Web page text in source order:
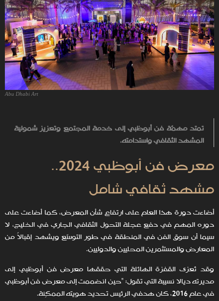
Abu Dhabi Art
تمتد مهمّة فن أبوظبي إلى خدمة المجتمع وتعزيز شمولية
المشهد الثقافي واستدامته.
معرض فن أبوظبي 2024..
مشهد ثقافي شامل
أضاءت دورة هذا العام على ارتفاع شأن المعرض، كما أضاءت على
دوره المهم في دفع عجلة التحول الثقافي الجاري في الخليج، لا
سيما أن سوق الفن في المنطقة في طور التوسّع ويشهد إقبالاً من
المعارض والمستثمرين المحليين والدوليين.
وقد تُعزى القفزة الهائلة التي حققها معرض فن أبوظبي إلى
مديرته ديالا نسيبة التي تقول: "حين انضممت إلى معرض فن أبوظبي
في عام 2016، كان هدفي الرئيس تحديد هويته الممكِنة.